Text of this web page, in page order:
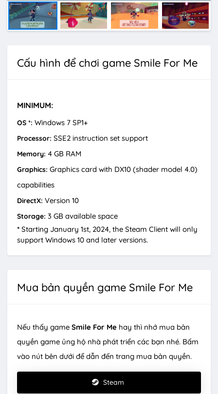
Cấu hình để chơi game Smile For Me
MINIMUM:
OS *: Windows 7 SP1+
Processor: SSE2 instruction set support
Memory: 4 GB RAM
Graphics: Graphics card with DX10 (shader model 4.0)
capabilities
DirectX: Version 10
Storage: 3 GB available space
* Starting January 1st, 2024, the Steam Client will only
support Windows 10 and later versions.
Mua bản quyền game Smile For Me
Nếu thấy game Smile For Me hay thì nhớ mua bản
quyền game ủng hộ nhà phát triển các bạn nhé. Bấm
vào nút bên dưới để dẫn đến trang mua bản quyền.
Steam